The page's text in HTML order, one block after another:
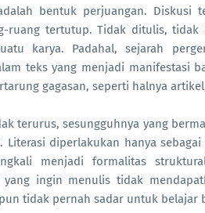
bentuk perjuangan. Diskusi
ruang tertutup. Tidak ditulis,
karya. Padahal, sejarah
teks yang menjadi manifestasi
gagasan, seperti halnya
terurus, sesungguhnya yang
Literasi diperlakukan hanya
menjadi formalitas
yang ingin menulis tidak
tidak pernah sadar untuk belajar